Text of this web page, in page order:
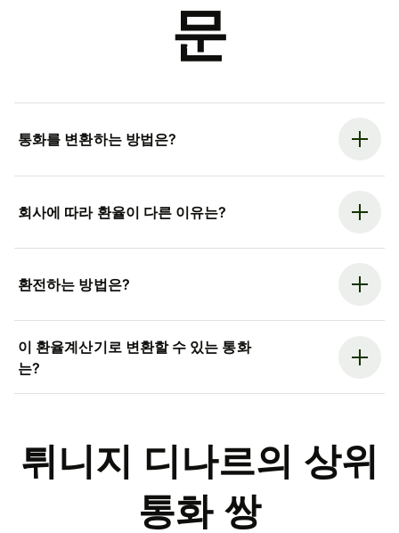
문
통화를 변환하는 방법은?
회사에 따라 환율이 다른 이유는?
환전하는 방법은?
이 환율계산기로 변환할 수 있는 통화
는?
튀니지 디나르의 상위
통화 쌍